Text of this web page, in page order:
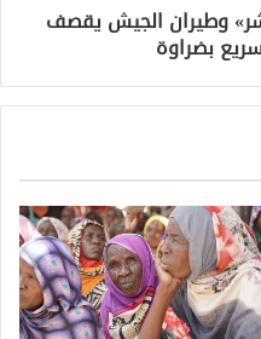
وطيران الجيش يقصف
بضراوة